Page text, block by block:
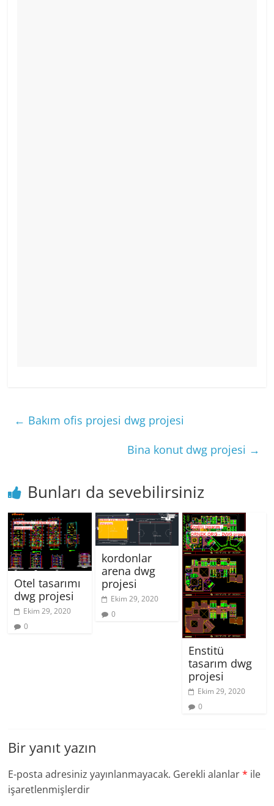
← Bakım ofis projesi dwg projesi
Bina konut dwg projesi →
Bunları da sevebilirsiniz
Otel tasarımı
dwg projesi
Ekim 29, 2020
0
kordonlar
arena dwg
projesi
Ekim 29, 2020
0
Enstitü
tasarım dwg
projesi
Ekim 29, 2020
0
Bir yanıt yazın
E-posta adresiniz yayınlanmayacak. Gerekli alanlar* ile
işaretlenmişlerdir